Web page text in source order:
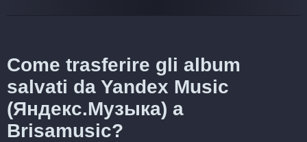
Come trasferire gli album
salvati da Yandex Music
(Яндекс.Музыка) a
Brisamusic?